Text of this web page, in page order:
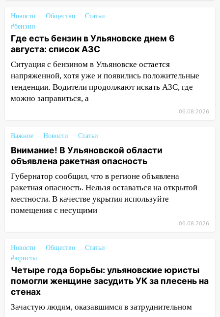
23:20
Прогноз погоды на 7 августа в
Ульяновской области
20:04 Ульяновцев приглашают на забег,
посвящённый Дню воздушного флота
России
19:12 В Ульяновской области
руководителя частной компании
наказали за сокрытие прошлого своего
В Ульяновск едут звезды
баскетбола!
17:08 Ульяновский областной суд
оставил в силе приговор руководству
«УльяновскФармации» за махинации на
3,2 млн рублей
16:09 Ветераны легкой атлетики из
16:02
В Ульяновской области убрали
более 28% площадей зерновых и
зернобобовых культур
15:51
агрессивную женщину
Новости Общество
Статьи
#бензин
Где есть бензин в Ульяновске днем 6
августа: список АЗС
Ситуация с бензином в Ульяновске остается
напряженной, хотя уже и появились положительные
тенденции. Водители продолжают искать АЗС, где
можно заправиться, а
06.08.2026
Важное Новости Статьи
Внимание! В Ульяновской области
объявлена ракетная опасность
Губернатор сообщил, что в регионе объявлена
ракетная опасность. Нельзя оставаться на открытой
местности. В качестве укрытия используйте
помещения с несущими
06.08.2026
Новости Общество
Статьи
#юристы
Четыре года борьбы: ульяновские юристы
помогли женщине засудить УК за плесень на
стенах
Зачастую людям, оказавшимся в затруднительном